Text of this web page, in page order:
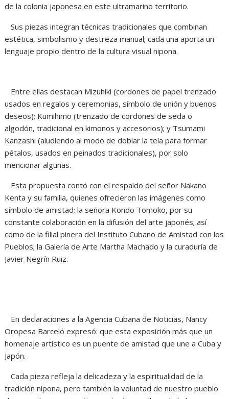
de la colonia japonesa en este ultramarino territorio.
Sus piezas integran técnicas tradicionales que combinan
estética, simbolismo y destreza manual; cada una aporta un
lenguaje propio dentro de la cultura visual nipona.
Entre ellas destacan Mizuhiki (cordones de papel trenzado
usados en regalos y ceremonias, símbolo de unión y buenos
deseos); Kumihimo (trenzado de cordones de seda o
algodón, tradicional en kimonos y accesorios); y Tsumami
Kanzashi (aludiendo al modo de doblar la tela para formar
pétalos, usados en peinados tradicionales), por solo
mencionar algunas.
Esta propuesta contó con el respaldo del señor Nakano
Kenta y su familia, quienes ofrecieron las imágenes como
símbolo de amistad; la señora Kondo Tomoko, por su
constante colaboración en la difusión del arte japonés; así
como de la filial pinera del Instituto Cubano de Amistad con los
Pueblos; la Galería de Arte Martha Machado y la curaduría de
Javier Negrín Ruiz.
En declaraciones a la Agencia Cubana de Noticias, Nancy
Oropesa Barceló expresó: que esta exposición más que un
homenaje artístico es un puente de amistad que une a Cuba y
Japón.
Cada pieza refleja la delicadeza y la espiritualidad de la
tradición nipona, pero también la voluntad de nuestro pueblo